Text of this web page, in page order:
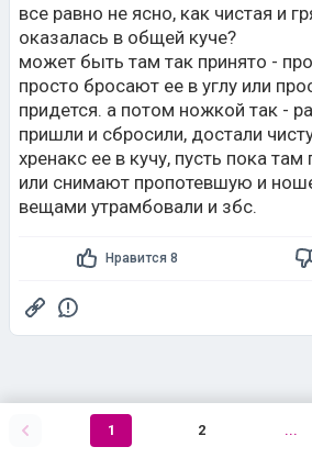
все равно не ясно, как чистая и
оказалась в общей куче?
может быть там так принято -
просто бросают ее в углу или
придется. а потом ножкой так -
пришли и сбросили, достали
хренакс ее в кучу, пусть пока там
или снимают пропотевшую и
вещами утрамбовали и збс.
Нравится 8
1 2 ...